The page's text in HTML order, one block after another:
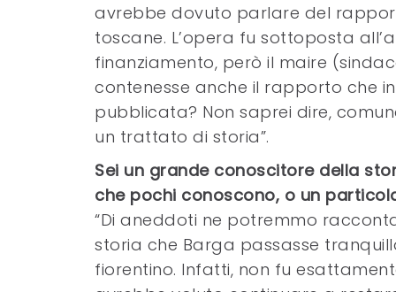
avrebbe dovuto parlare del
toscane. L’opera fu sottoposta
finanziamento, però il maire
contenesse anche il rapporto che
pubblicata? Non saprei dire,
un trattato di storia”.
Sei un grande conoscitore della
che pochi conoscono, o un
“Di aneddoti ne potremmo
storia che Barga passasse
fiorentino. Infatti, non fu